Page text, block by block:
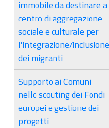
immobile da destinare a
centro di aggregazione
sociale e culturale per
l'integrazione/inclusione
dei migranti
Supporto ai Comuni
nello scouting dei Fondi
europei e gestione dei
progetti